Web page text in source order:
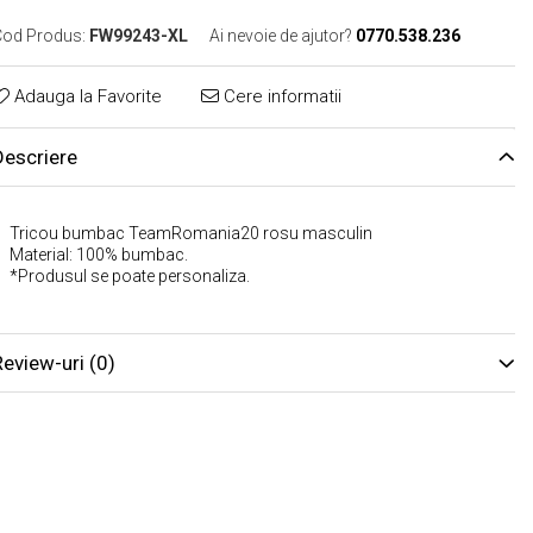
Produs: FW99243-XL Ai nevoie de ajutor? 0770.538.236
Adauga la Favorite Cere informatii
Tricou bumbac TeamRomania20 rosu masculin
Material: 100% bumbac.
*Produsul se poate personaliza.
uri (0)